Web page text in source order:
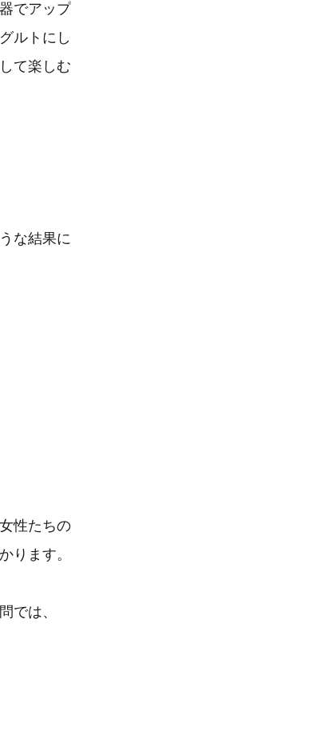
でアップ
ルトにし
て楽しむ
な結果に
性たちの
ります。
では、